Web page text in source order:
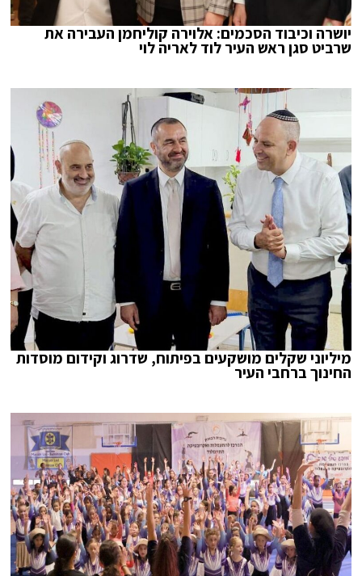
יושרה וכיבוד הסכמים: אלוירה קוליחמן העבירה את
שרביט סגן ראש העיר לוד לאריה לוי
מיליוני שקלים מושקעים בפיתוח, שדרוג וקידום מוסדות
החינוך ברחבי העיר